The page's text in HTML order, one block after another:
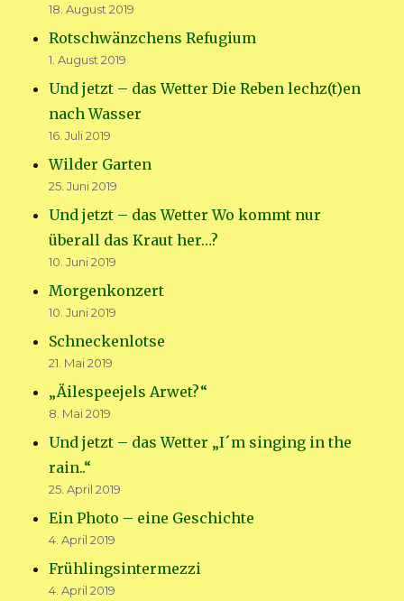
18. August 2019
Rotschwänzchens Refugium
1. August 2019
Und jetzt – das Wetter Die Reben lechz(t)en
nach Wasser
16. Juli 2019
Wilder Garten
25. Juni 2019
Und jetzt – das Wetter Wo kommt nur
überall das Kraut her…?
10. Juni 2019
Morgenkonzert
10. Juni 2019
Schneckenlotse
21. Mai 2019
„Äilespeejels Arwet?“
8. Mai 2019
Und jetzt – das Wetter „I´m singing in the
rain..“
25. April 2019
Ein Photo – eine Geschichte
4. April 2019
Frühlingsintermezzi
4. April 2019